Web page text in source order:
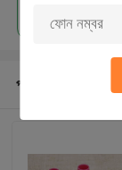
প্রস্তাবিত পণ্য